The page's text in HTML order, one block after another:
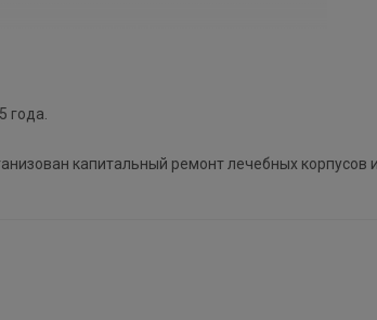
года.
капитальный ремонт лечебных корпусов